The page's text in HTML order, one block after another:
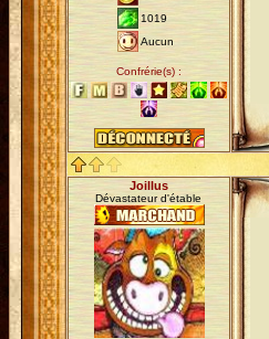
1019
Aucun
Confrérie(s) :
Joillus
Dévastateur d'étable